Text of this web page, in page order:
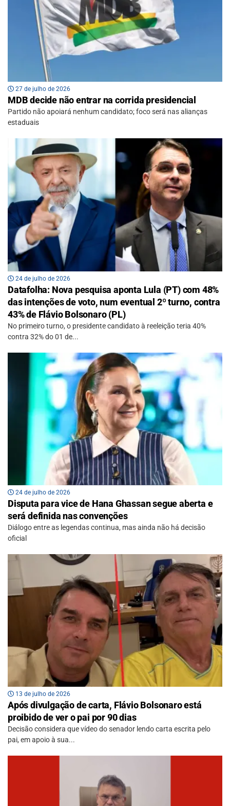
27 de julho de 2026
MDB decide não entrar na corrida presidencial
Partido não apoiará nenhum candidato; foco será nas alianças
estaduais
24 de julho de 2026
Datafolha: Nova pesquisa aponta Lula (PT) com 48%
das intenções de voto, num eventual 2º turno, contra
43% de Flávio Bolsonaro (PL)
No primeiro turno, o presidente candidato à reeleição teria 40%
contra 32% do 01 de...
24 de julho de 2026
Disputa para vice de Hana Ghassan segue aberta e
será definida nas convenções
Diálogo entre as legendas continua, mas ainda não há decisão
oficial
13 de julho de 2026
Após divulgação de carta, Flávio Bolsonaro está
proibido de ver o pai por 90 dias
Decisão considera que vídeo do senador lendo carta escrita pelo
pai, em apoio à sua...